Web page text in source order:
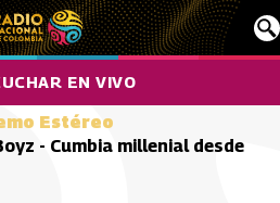
EN VIVO
Estéreo
- Cumbia millenial desde